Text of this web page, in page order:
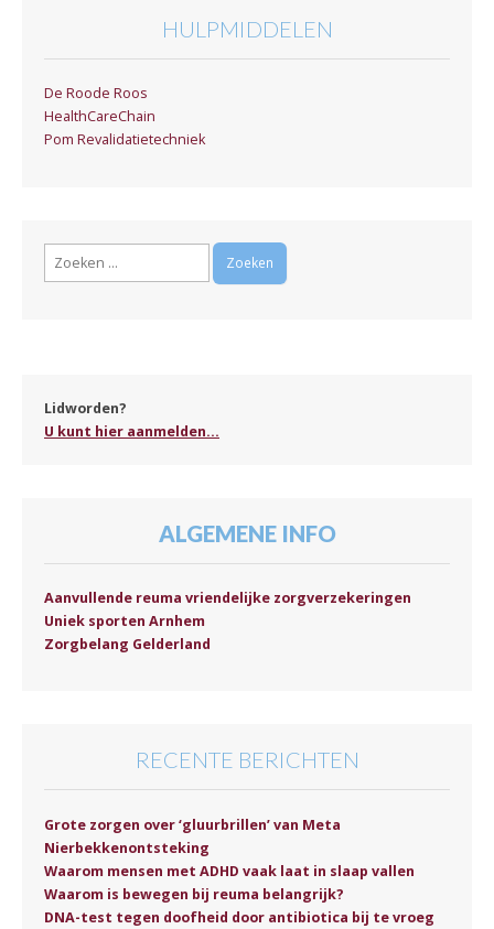
HULPMIDDELEN
De Roode Roos
HealthCareChain
Pom Revalidatietechniek
Zoeken
Lidworden?
U kunt hier aanmelden...
ALGEMENE INFO
Aanvullende reuma vriendelijke zorgverzekeringen
Uniek sporten Arnhem
Zorgbelang Gelderland
RECENTE BERICHTEN
Grote zorgen over ‘gluurbrillen’ van Meta
Nierbekkenontsteking
Waarom mensen met ADHD vaak laat in slaap vallen
Waarom is bewegen bij reuma belangrijk?
DNA-test tegen doofheid door antibiotica bij te vroeg